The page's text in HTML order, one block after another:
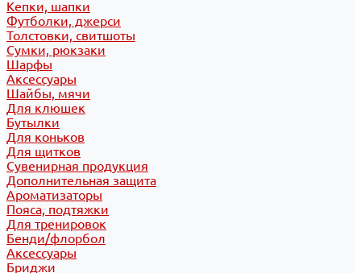
Кепки, шапки
Футболки, джерси
Толстовки, свитшоты
Сумки, рюкзаки
Шарфы
Аксессуары
Шайбы, мячи
Для клюшек
Бутылки
Для коньков
Для щитков
Сувенирная продукция
Дополнительная защита
Ароматизаторы
Пояса, подтяжки
Для тренировок
Бенди/флорбол
Аксессуары
Бриджи